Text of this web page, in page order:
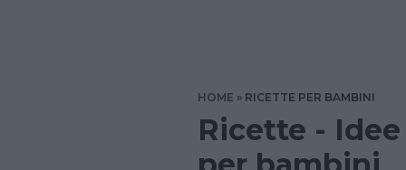
HOME RICETTE PER BAMBINI
Ricette -